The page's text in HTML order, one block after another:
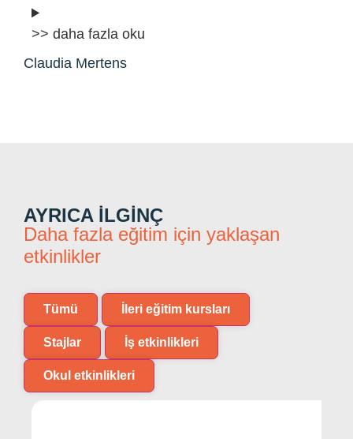
>> daha fazla oku
Claudia Mertens
AYRICA ILGINÇ
Daha fazla eğitim için yaklaşan
etkinlikler
Tümü İleri eğitim kursları
Stajlar İş etkinlikleri
Okul etkinlikleri